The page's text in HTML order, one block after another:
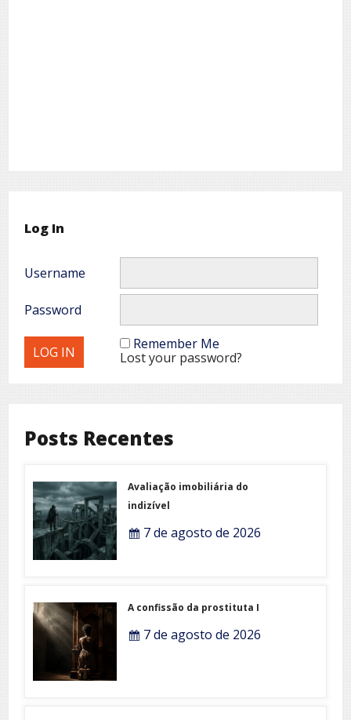
Log In
Username
Password
Remember Me
Lost your password?
Posts Recentes
Avaliação imobiliária do
indizível
7 de agosto de 2026
A confissão da prostituta I
7 de agosto de 2026